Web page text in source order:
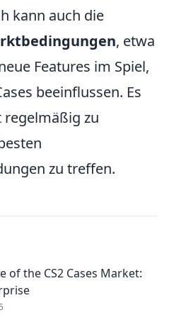
kann auch die
, etwa
Features im Spiel,
beeinflussen. Es
zu
zu treffen.
of the CS2 Cases Market: